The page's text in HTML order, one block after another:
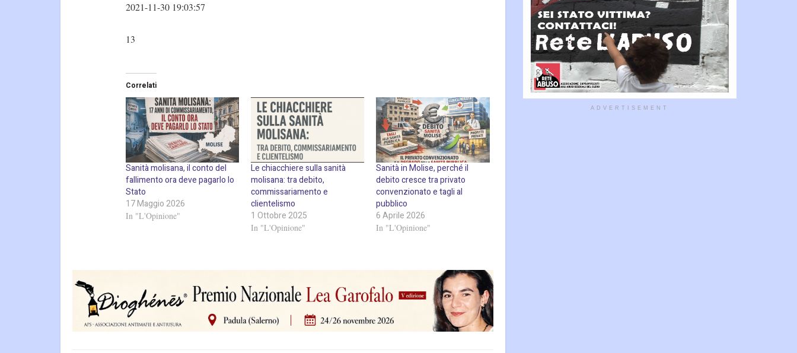
2021-11-30 19:03:57
13
Correlati
Sanità molisana, il conto del
fallimento ora deve pagarlo lo
Stato
17 Maggio 2026
In "L'Opinione"
Le chiacchiere sulla sanità
molisana: tra debito,
commissariamento e
clientelismo
1 Ottobre 2025
In "L'Opinione"
Sanità in Molise, perché il
debito cresce tra privato
convenzionato e tagli al
pubblico
6 Aprile 2026
In "L'Opinione"
ADVERTISEMENT